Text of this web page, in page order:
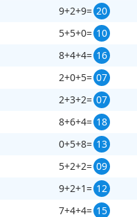
9+2+9= 20
5+5+0= 10
8+4+4= 16
2+0+5= 07
2+3+2= 07
8+6+4= 18
0+5+8= 13
5+2+2= 09
9+2+1= 12
7+4+4= 15